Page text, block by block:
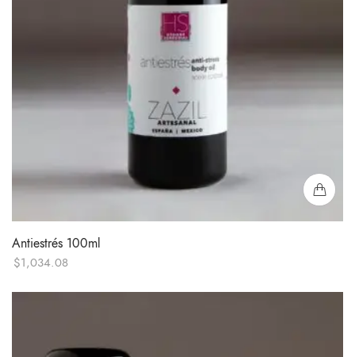
Antiestrés 100ml
$1,034.08